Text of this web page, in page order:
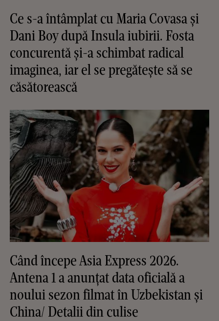
Ce s-a întâmplat cu Maria Covasa și
Dani Boy după Insula iubirii. Fosta
concurentă și-a schimbat radical
imaginea, iar el se pregătește să se
căsătorească
Când începe Asia Express 2026.
Antena 1 a anunțat data oficială a
noului sezon filmat în Uzbekistan și
China/ Detalii din culise